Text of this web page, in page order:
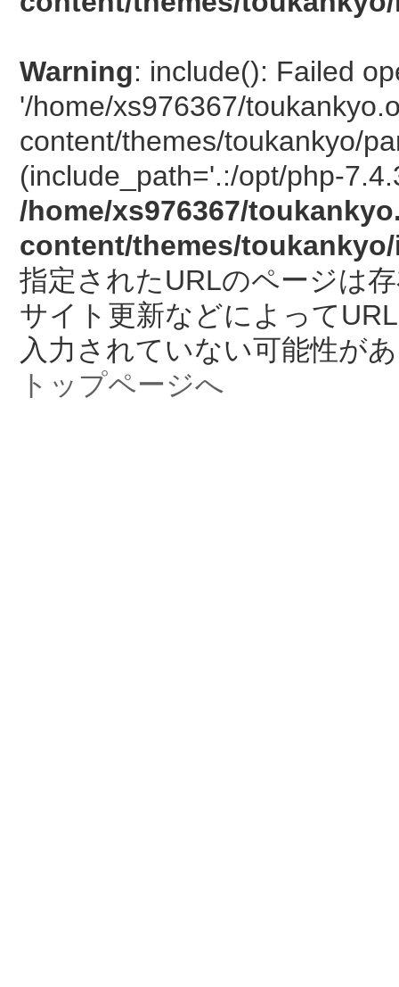
Warning: include(): Failed
'/home/xs976367/
content/themes/toukankyo/
(include_path='.:/opt/php-
/home/xs976367/
content/themes/
指定されたURLのページは
サイト更新などによって
入力されていない可能性が
トップページへ